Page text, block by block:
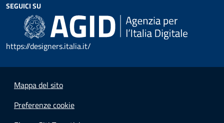
SEGUICI SU
https://designers.italia.it/
Mappa del sito
Preferenze cookie